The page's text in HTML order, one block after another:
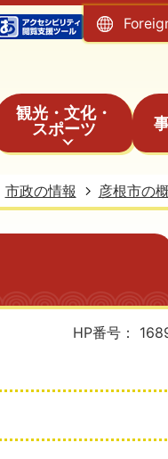
観光・文化・
スポーツ
市政の情報 彦根市の
HP番号：